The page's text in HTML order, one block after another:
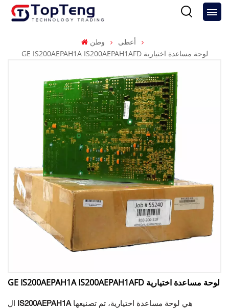
وطن
أعطى
GE IS200AEPAH1A IS200AEPAH1AFD لوحة مساعدة اختيارية
GE IS200AEPAH1A IS200AEPAH1AFD لوحة مساعدة اختيارية
ال IS200AEPAH1Aهي لوحة مساعدة اختيارية، تم تصنيعها